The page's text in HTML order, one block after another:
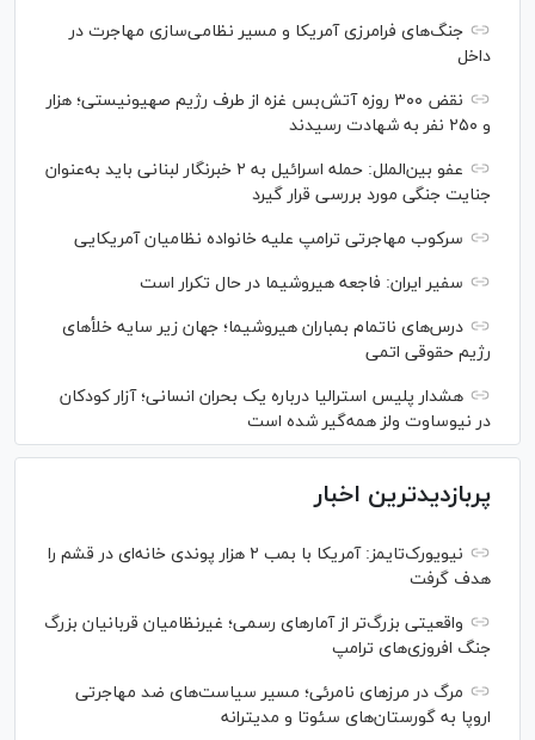
جنگ‌های فرامرزی آمریکا و مسیر نظامی‌سازی مهاجرت در
داخل
نقض ۳۰۰ روزه آتش‌بس غزه از طرف رژیم صهیونیستی؛ هزار
و ۲۵۰ نفر به شهادت رسیدند
عفو بین‌الملل: حمله اسرائیل به ۲ خبرنگار لبنانی باید به‌عنوان
جنایت جنگی مورد بررسی قرار گیرد
سرکوب مهاجرتی ترامپ علیه خانواده نظامیان آمریکایی
سفیر ایران: فاجعه هیروشیما در حال تکرار است
درس‌های ناتمام بمباران هیروشیما؛ جهان زیر سایه خلأ‌های
رژیم حقوقی اتمی
هشدار پلیس استرالیا درباره یک بحران انسانی؛ آزار کودکان
در نیوساوت ولز همه‌گیر شده است
پربازدیدترین اخبار
نیویورک‌تایمز: آمریکا با بمب ۲ هزار پوندی خانه‌ای در قشم را
هدف گرفت
واقعیتی بزرگ‌تر از آمار‌های رسمی؛ غیرنظامیان قربانیان بزرگ
جنگ افروزی‌های ترامپ
مرگ در مرز‌های نامرئی؛ مسیر سیاست‌های ضد مهاجرتی
اروپا به گورستان‌های سئوتا و مدیترانه